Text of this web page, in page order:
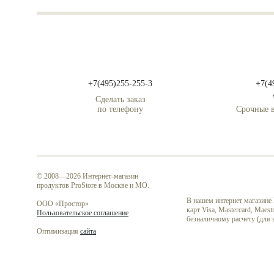
+7(495)255-255-3
Сделать заказ
по телефону
Срочные
© 2008—2026 Интернет-магазин
продуктов ProStore в Москве и МО.
ООО «Простор»
Пользовательское соглашение
Оптимизация сайта
В нашем интернет
карт Visa, Mastercard,
безналичному расчету